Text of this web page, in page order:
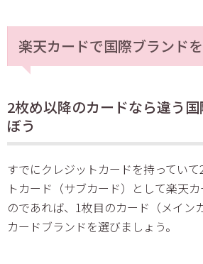
楽天カードで国際ブランド
2枚め以降のカードなら違う
ぼう
すでにクレジットカードを持ってい
トカード（サブカード）として楽天
のであれば、1枚目のカード（メイン
カードブランドを選びましょう。